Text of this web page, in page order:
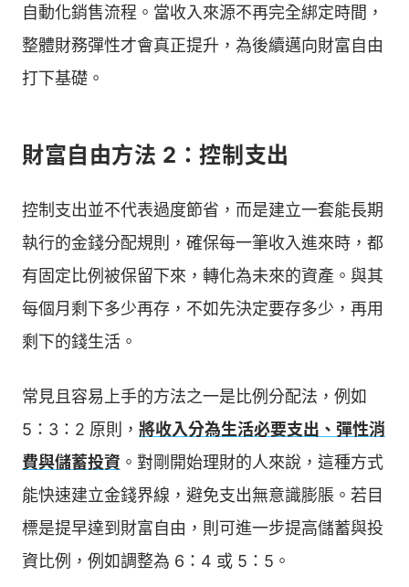
自動化銷售流程。當收入來源不再完全綁定時間，
整體財務彈性才會真正提升，為後續邁向財富自由
打下基礎。
財富自由方法 2：控制支出
控制支出並不代表過度節省，而是建立一套能長期
執行的金錢分配規則，確保每一筆收入進來時，都
有固定比例被保留下來，轉化為未來的資產。與其
每個月剩下多少再存，不如先決定要存多少，再用
剩下的錢生活。
常見且容易上手的方法之一是比例分配法，例如
5：3：2 原則， 將收入分為生活必要支出、彈性消
費與儲蓄投資 。對剛開始理財的人來說，這種方式
能快速建立金錢界線，避免支出無意識膨脹。若目
標是提早達到財富自由，則可進一步提高儲蓄與投
資比例，例如調整為 6：4 或 5：5。